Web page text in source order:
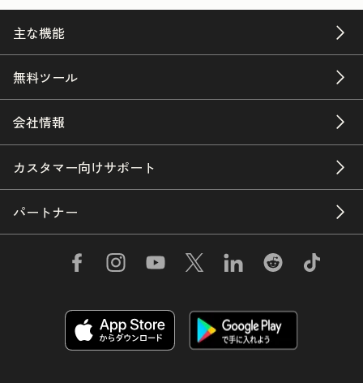
主な機能
無料ツール
会社情報
カスタマー向けサポート
パートナー